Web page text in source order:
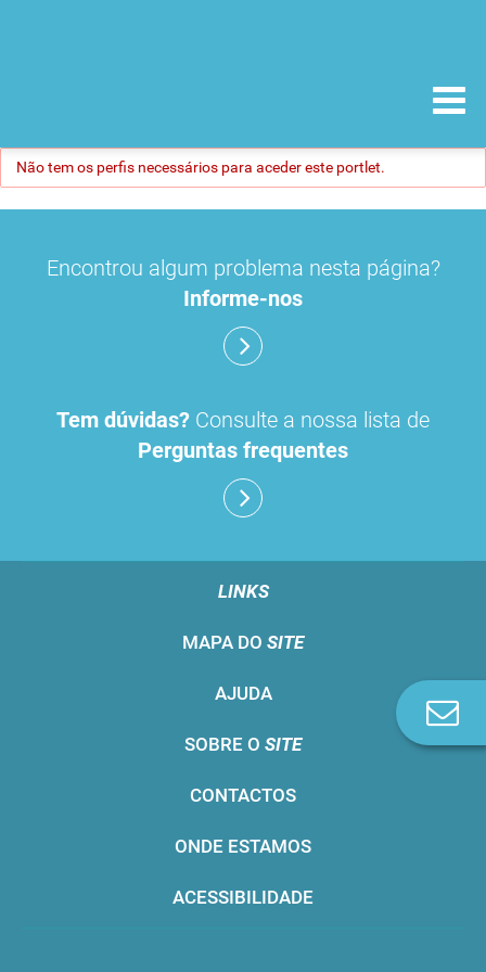
Não tem os perfis necessários para aceder este portlet.
Encontrou algum problema nesta página?
Informe-nos
Tem dúvidas? Consulte a nossa lista de
Perguntas frequentes
LINKS
MAPA DO SITE
AJUDA
SOBRE O SITE
CONTACTOS
ONDE ESTAMOS
ACESSIBILIDADE